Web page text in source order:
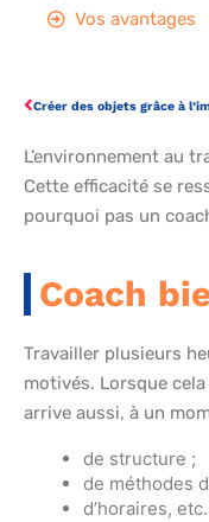
Vos avantages
Créer des objets grâce à
L’environnement au
Cette efficacité se
pourquoi pas un
Coach
Travailler plusieurs
motivés. Lorsque
arrive aussi, à un
de structure ;
de méthodes
d’horaires, etc.